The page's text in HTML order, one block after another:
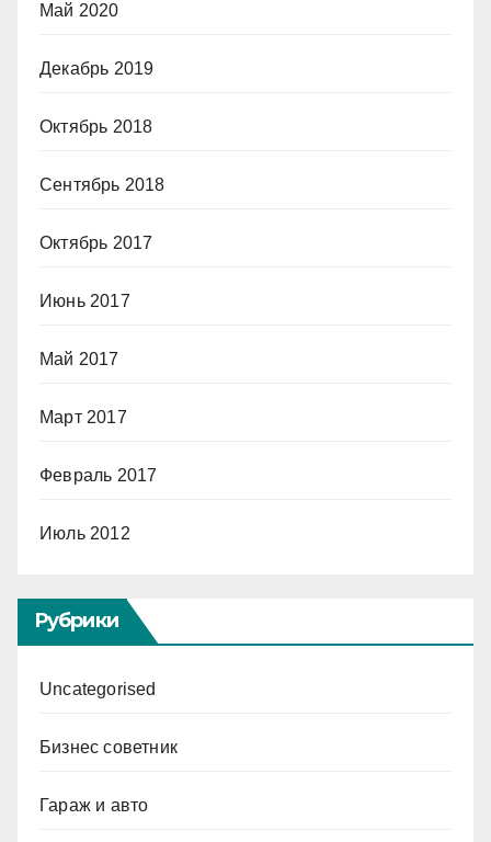
Май 2020
Декабрь 2019
Октябрь 2018
Сентябрь 2018
Октябрь 2017
Июнь 2017
Май 2017
Март 2017
Февраль 2017
Июль 2012
Рубрики
Uncategorised
Бизнес советник
Гараж и авто